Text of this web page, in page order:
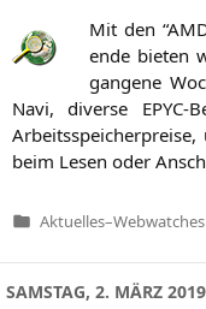
Mit den
en­de bie­ten
gan­ge­ne
Navi, diver­se EPYC-
beim Lesen oder
Veröffentlicht
Aktuelles–Webwatches
SAMSTAG, 2. MÄRZ 2019